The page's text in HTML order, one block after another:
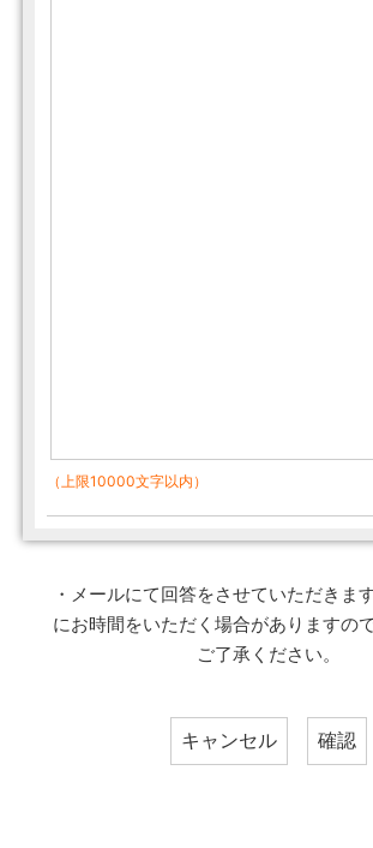
（上限10000文字以内）
・メールにて回答をさせていただきま
にお時間をいただく場合がありますの
ご了承ください。